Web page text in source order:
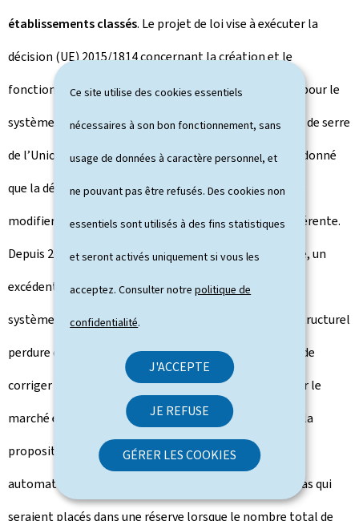
Ce site utilise des cookies essentiels
nécessaires à son bon fonctionnement, sans
usage de données à caractère personnel, et
ne pouvant pas être refusés. Des cookies non
essentiels sont utilisés à des fins statistiques
et seront activés uniquement si vous les
acceptez. Consulter notrepolitique de
confidentialité.
J'ACCEPTE
JE REFUSE
GÉRER LES COOKIES
établissements classés. Le projet de loi vise à exécuter la
décision (UE) 2015/1814 concernant la création et le
fonctionnement d’une réserve de stabilité du marché pour le
système d’échange de quotas d’émission de gaz à effet de serre
de l’Union et modifiant la directive 2003/87/CE. Étant donné
que la décision adapte la directive précitée, il y a lieu de
modifier en conséquence la législation nationale y afférente.
Depuis 2009, en partie en raison de la crise économique, un
excédent de quotas d’émissions s’est accumulé dans le
système. Par ailleurs, on s’attend à ce que l’excédent structurel
perdure dans le système jusqu’en 2020 et au-delà. Afin de
corriger les déséquilibres qui existent actuellement sur le
marché et d’éviter des problèmes similaires à l’avenir, la
proposition de décision a pour objectif de retirer
automatiquement du marché un pourcentage de quotas qui
seraient placés dans une réserve lorsque le nombre total de